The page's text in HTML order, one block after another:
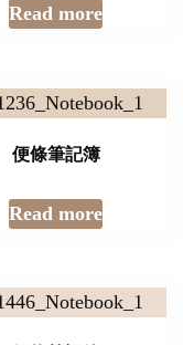
Read more
便條筆記簿
Read more